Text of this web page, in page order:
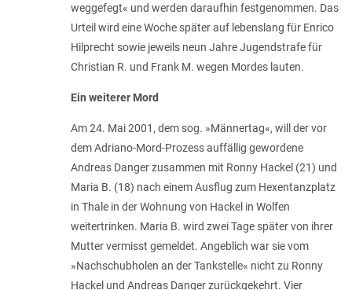
weggefegt« und werden daraufhin festgenommen. Das
Urteil wird eine Woche später auf lebenslang für Enrico
Hilprecht sowie jeweils neun Jahre Jugendstrafe für
Christian R. und Frank M. wegen Mordes lauten.
Ein weiterer Mord
Am 24. Mai 2001, dem sog. »Männertag«, will der vor
dem Adriano-Mord-Prozess auffällig gewordene
Andreas Danger zusammen mit Ronny Hackel (21) und
Maria B. (18) nach einem Ausflug zum Hexentanzplatz
in Thale in der Wohnung von Hackel in Wolfen
weitertrinken. Maria B. wird zwei Tage später von ihrer
Mutter vermisst gemeldet. Angeblich war sie vom
»Nachschubholen an der Tankstelle« nicht zu Ronny
Hackel und Andreas Danger zurückgekehrt. Vier